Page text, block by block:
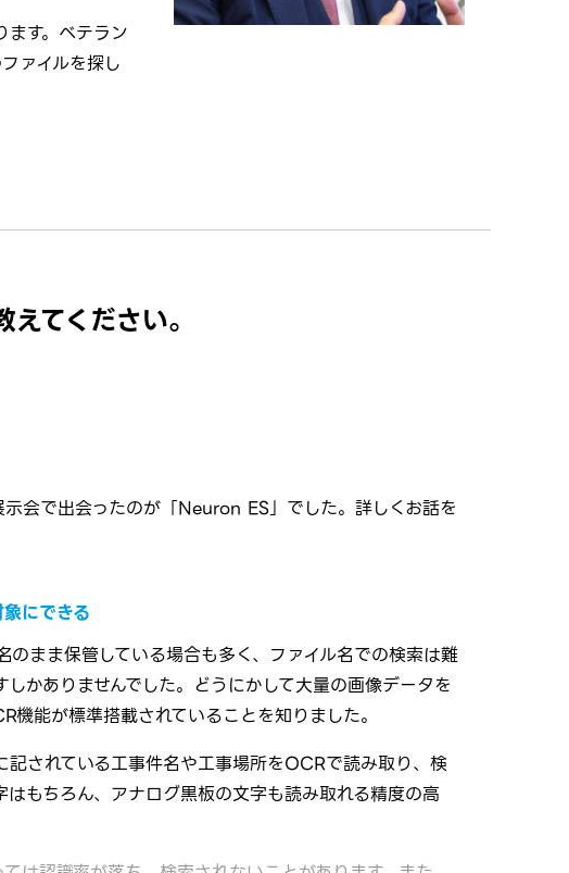
す。ベテラン
ァイルを探し
てください。
会で出会ったのが「Neuron ES」でした。詳しくお話を
にできる
まま保管している場合も多く、ファイル名での検索は難
かありませんでした。どうにかして大量の画像データを
能が標準搭載されていることを知りました。
されている工事件名や工事場所をOCRで読み取り、検
もちろん、アナログ黒板の文字も読み取れる精度の高